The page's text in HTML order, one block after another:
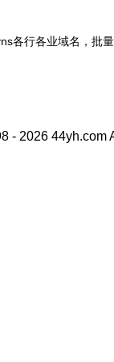
各行各业域名，批
- 2026 44yh.com